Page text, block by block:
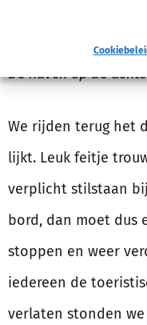
De haven op de
We rijden terug het
lijkt. Leuk feitje
verplicht stilstaan
bord, dan moet dus
stoppen en weer
iedereen de
verlaten stonden